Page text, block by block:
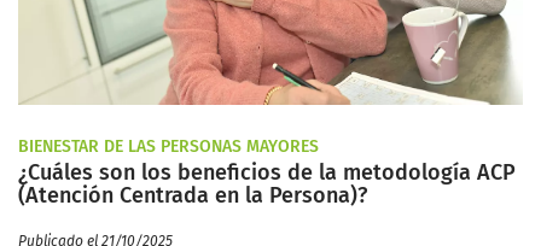
BIENESTAR DE LAS PERSONAS MAYORES
¿Cuáles son los beneficios de la metodología ACP
(Atención Centrada en la Persona)?
Publicado el 21/10/2025